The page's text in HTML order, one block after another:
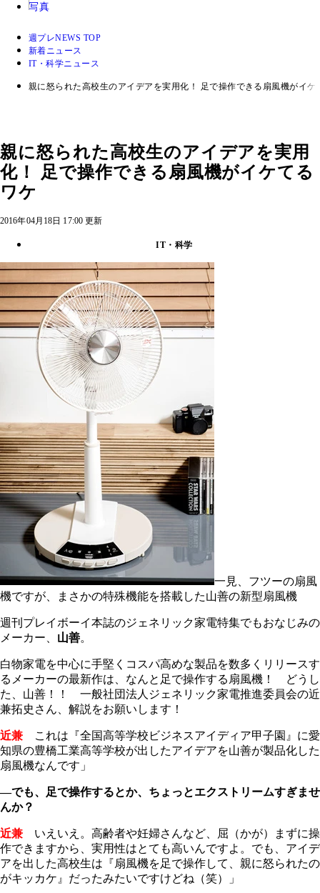
写真
週プレNEWS TOP
新着ニュース
IT・科学ニュース
親に怒られた高校生のアイデアを実用化！ 足で操作できる扇風機がイケ
親に怒られた高校生のアイデアを実用
化！ 足で操作できる扇風機がイケてる
ワケ
2016年04月18日 17:00 更新
IT・科学
一見、フツーの扇風
機ですが、まさかの特殊機能を搭載した山善の新型扇風機
週刊プレイボーイ本誌のジェネリック家電特集でもおなじみの
メーカー、 山善。
白物家電を中心に手堅くコスパ高めな製品を数多くリリースす
るメーカーの最新作は、なんと足で操作する扇風機！ どうし
た、山善！！ 一般社団法人ジェネリック家電推進委員会の近
兼拓史さん、解説をお願いします！
近兼 これは『全国高等学校ビジネスアイディア甲子園』に愛
知県の豊橋工業高等学校が出したアイデアを山善が製品化した
扇風機なんです」
―でも、足で操作するとか、ちょっとエクストリームすぎませ
んか？
近兼 いえいえ。高齢者や妊婦さんなど、屈（かが）まずに操
作できますから、実用性はとても高いんですよ。でも、アイデ
アを出した高校生は『扇風機を足で操作して、親に怒られたの
がキッカケ』だったみたいですけどね（笑）」